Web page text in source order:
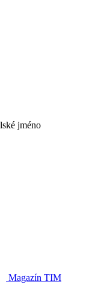
jméno
Magazín TIM